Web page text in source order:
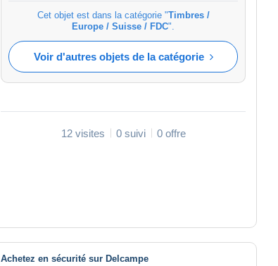
Cet objet est dans la catégorie "Timbres /
Europe / Suisse / FDC".
Voir d'autres objets de la catégorie
12 visites 0 suivi 0 offre
Achetez en sécurité sur Delcampe